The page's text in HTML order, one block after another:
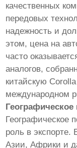
качественных
передовых
надежность и
этом, цена на
часто
аналогов,
китайскую
международном
Географическое
роль в экспорте.
Азии, Африки и